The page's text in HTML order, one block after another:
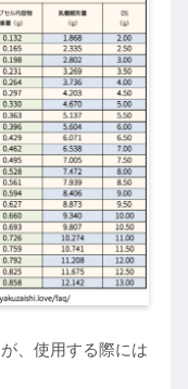
、使用する際には